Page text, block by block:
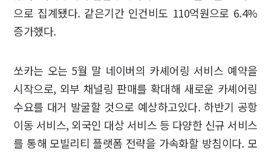
으로 집계됐다. 같은기간 인건비도 110억원으로 6.4%
증가했다.
쏘카는 오는 5월 말 네이버의 카셰어링 서비스 예약을
시작으로, 외부 채널링 판매를 확대해 새로운 카셰어링
수요를 대거 발굴할 것으로 예상하고있다. 하반기 공항
이동 서비스, 외국인 대상 서비스 등 다양한 신규 서비스
를 통해 모빌리티 플랫폼 전략을 가속화할 방침이다. 모